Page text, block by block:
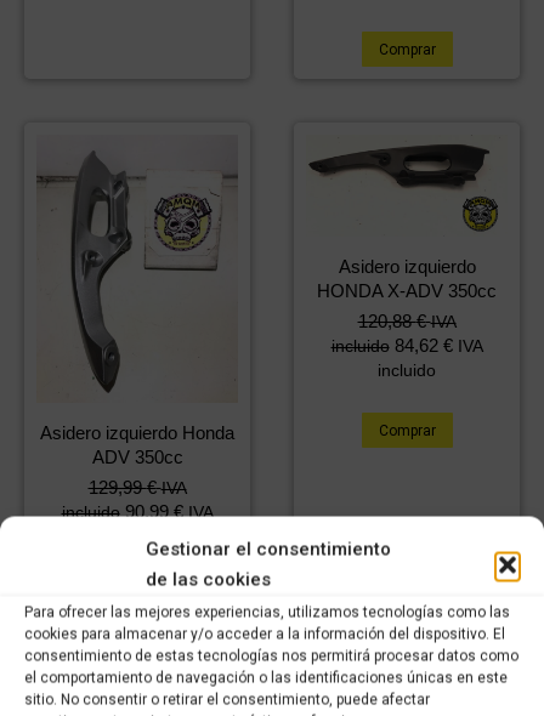
Gestionar el consentimiento
de las cookies
Para ofrecer las mejores experiencias, utilizamos tecnologías como las
cookies para almacenar y/o acceder a la información del dispositivo. El
consentimiento de estas tecnologías nos permitirá procesar datos como
el comportamiento de navegación o las identificaciones únicas en este
sitio. No consentir o retirar el consentimiento, puede afectar
Comprar
Asidero izquierdo Honda
ADV 350cc
129,99€ IVA
incluido 90,99€ IVA
Asidero izquierdo
HONDA X-ADV 350cc
120,88€ IVA
incluido 84,62 € IVA
incluido
Comprar